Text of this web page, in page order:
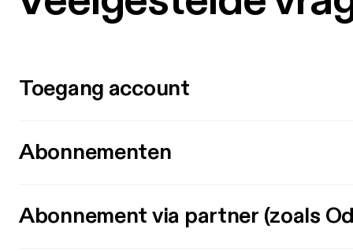
Toegang account
Abonnementen
Abonnement via partner (zoals